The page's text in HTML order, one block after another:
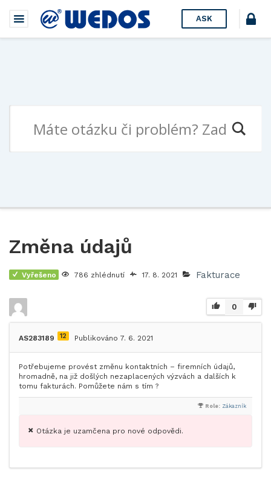
ASK
Změna údajů
Vyřešeno 786 zhlédnutí 17. 8. 2021 Fakturace
0
AS283189 12 Publikováno 7. 6. 2021
Potřebujeme provést změnu kontaktních – firemních údajů,
hromadně, na již došlých nezaplacených výzvách a dalších k
tomu fakturách. Pomůžete nám s tím ?
Role: Zákazník
Otázka je uzamčena pro nové odpovědi.